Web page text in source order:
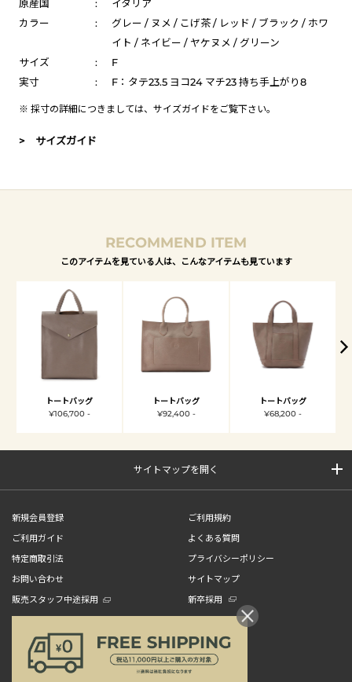
原産国
:
イタリア
カラー
:
グレー / ヌメ / こげ茶 / レッド / ブラック / ホワ
イト / ネイビー / ヤケヌメ / グリーン
サイズ
:
F
実寸
: F：タテ23.5 ヨコ24 マチ23 持ち手上がり8
※ 採寸の詳細につきましては、 サイズガイドをご覧下さい。
> サイズガイド
RECOMMEND ITEM
このアイテムを見ている人は、こんなアイテムも見ています
トートバッグ
¥106,700 -
トートバッグ
¥92,400 -
トートバッグ
¥68,200 -
サイトマップを開く
新規会員登録
ご利用規約
ご利用ガイド
よくある質問
特定商取引法
プライバシーポリシー
お問い合わせ
サイトマップ
販売スタッフ中途採用
新卒採用